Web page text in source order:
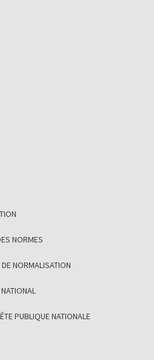
NORMES
NORMALISATION
PUBLIQUE NATIONALE